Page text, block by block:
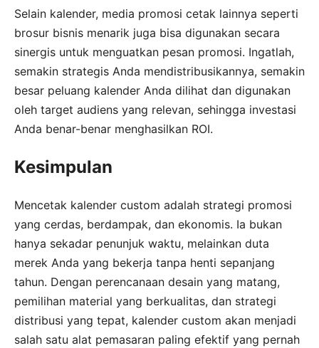
Selain kalender, media promosi cetak lainnya seperti
brosur bisnis menarik juga bisa digunakan secara
sinergis untuk menguatkan pesan promosi. Ingatlah,
semakin strategis Anda mendistribusikannya, semakin
besar peluang kalender Anda dilihat dan digunakan
oleh target audiens yang relevan, sehingga investasi
Anda benar-benar menghasilkan ROI.
Kesimpulan
Mencetak kalender custom adalah strategi promosi
yang cerdas, berdampak, dan ekonomis. Ia bukan
hanya sekadar penunjuk waktu, melainkan duta
merek Anda yang bekerja tanpa henti sepanjang
tahun. Dengan perencanaan desain yang matang,
pemilihan material yang berkualitas, dan strategi
distribusi yang tepat, kalender custom akan menjadi
salah satu alat pemasaran paling efektif yang pernah